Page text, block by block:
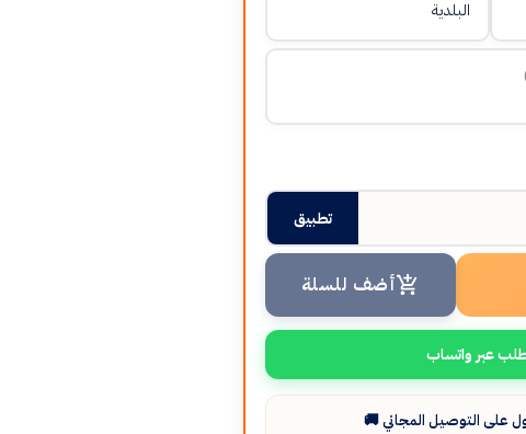
تطبيق
أضف للسلة
عبر واتساب
على التوصيل المجاني 🚚